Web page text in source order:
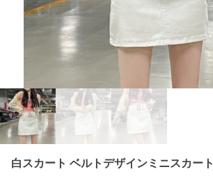
白スカート ベルトデザインミニスカート